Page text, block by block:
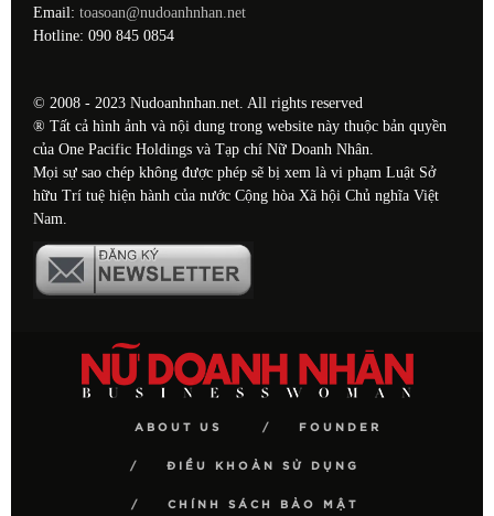
Email: toasoan@nudoanhnhan.net
Hotline: 090 845 0854
© 2008 - 2023 Nudoanhnhan.net. All rights reserved
® Tất cả hình ảnh và nội dung trong website này thuộc bản quyền
của One Pacific Holdings và Tạp chí Nữ Doanh Nhân.
Mọi sự sao chép không được phép sẽ bị xem là vi phạm Luật Sở
hữu Trí tuệ hiện hành của nước Cộng hòa Xã hội Chủ nghĩa Việt
Nam.
ABOUT US FOUNDER
ĐIỀU KHOẢN SỬ DỤNG
CHÍNH SÁCH BẢO MẬT